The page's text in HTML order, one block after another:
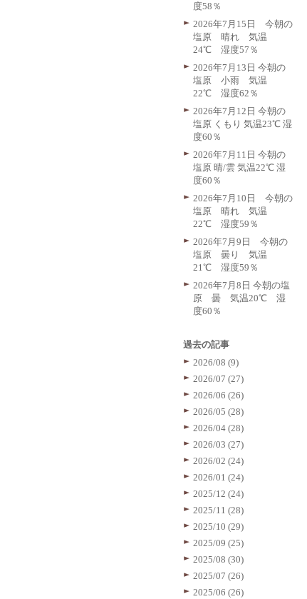
度58％
2026年7月15日 今朝の
塩原 晴れ 気温
24℃ 湿度57％
2026年7月13日 今朝の
塩原 小雨 気温
22℃ 湿度62％
2026年7月12日 今朝の
塩原 くもり 気温23℃ 湿
度60％
2026年7月11日 今朝の
塩原 晴/雲 気温22℃ 湿
度60％
2026年7月10日 今朝の
塩原 晴れ 気温
22℃ 湿度59％
2026年7月9日 今朝の
塩原 曇り 気温
21℃ 湿度59％
2026年7月8日 今朝の塩
原 曇 気温20℃ 湿
度60％
過去の記事
2026/08 (9)
2026/07 (27)
2026/06 (26)
2026/05 (28)
2026/04 (28)
2026/03 (27)
2026/02 (24)
2026/01 (24)
2025/12 (24)
2025/11 (28)
2025/10 (29)
2025/09 (25)
2025/08 (30)
2025/07 (26)
2025/06 (26)